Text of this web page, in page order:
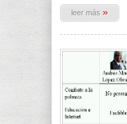
leer más »